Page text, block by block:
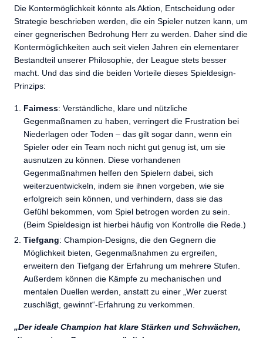
Die Kontermöglichkeit könnte als Aktion, Entscheidung oder
Strategie beschrieben werden, die ein Spieler nutzen kann, um
einer gegnerischen Bedrohung Herr zu werden. Daher sind die
Kontermöglichkeiten auch seit vielen Jahren ein elementarer
Bestandteil unserer Philosophie, der League stets besser
macht. Und das sind die beiden Vorteile dieses Spieldesign-
Prinzips:
Fairness: Verständliche, klare und nützliche
Gegenmaßnamen zu haben, verringert die Frustration bei
Niederlagen oder Toden – das gilt sogar dann, wenn ein
Spieler oder ein Team noch nicht gut genug ist, um sie
ausnutzen zu können. Diese vorhandenen
Gegenmaßnahmen helfen den Spielern dabei, sich
weiterzuentwickeln, indem sie ihnen vorgeben, wie sie
erfolgreich sein können, und verhindern, dass sie das
Gefühl bekommen, vom Spiel betrogen worden zu sein.
(Beim Spieldesign ist hierbei häufig von Kontrolle die Rede.)
Tiefgang: Champion-Designs, die den Gegnern die
Möglichkeit bieten, Gegenmaßnahmen zu ergreifen,
erweitern den Tiefgang der Erfahrung um mehrere Stufen.
Außerdem können die Kämpfe zu mechanischen und
mentalen Duellen werden, anstatt zu einer „Wer zuerst
zuschlägt, gewinnt“-Erfahrung zu verkommen.
„Der ideale Champion hat klare Stärken und Schwächen,